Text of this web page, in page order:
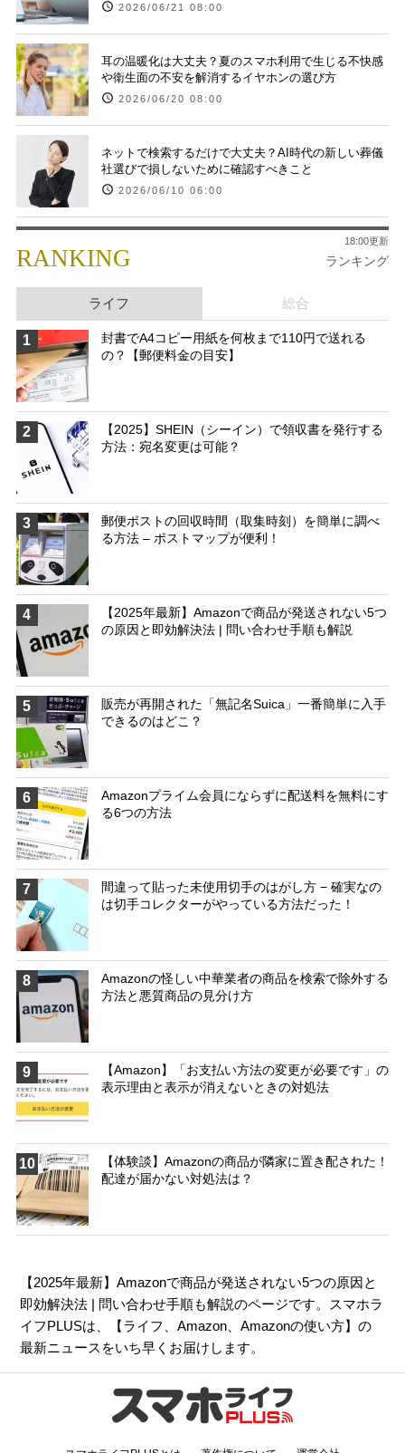
2026/06/21 08:00
耳の温暖化は大丈夫？夏のスマホ利用で生じる不快感
や衛生面の不安を解消するイヤホンの選び方
2026/06/20 08:00
ネットで検索するだけで大丈夫？AI時代の新しい葬儀
社選びで損しないために確認すべきこと
2026/06/10 06:00
RANKING ランキング
18:00更新
ライフ 総合
1
封書でA4コピー用紙を何枚まで110円で送れる
の？【郵便料金の目安】
2
【2025】SHEIN（シーイン）で領収書を発行する
方法：宛名変更は可能？
3
郵便ポストの回収時間（取集時刻）を簡単に調べ
る方法 – ポストマップが便利！
4
【2025年最新】Amazonで商品が発送されない5つ
の原因と即効解決法 | 問い合わせ手順も解説
5
販売が再開された「無記名Suica」一番簡単に入手
できるのはどこ？
6
Amazonプライム会員にならずに配送料を無料にす
る6つの方法
7
間違って貼った未使用切手のはがし方 − 確実なの
は切手コレクターがやっている方法だった！
8
Amazonの怪しい中華業者の商品を検索で除外する
方法と悪質商品の見分け方
9
【Amazon】「お支払い方法の変更が必要です」の
表示理由と表示が消えないときの対処法
10
【体験談】Amazonの商品が隣家に置き配された！
配達が届かない対処法は？
【2025年最新】Amazonで商品が発送されない5つの原因と
即効解決法 | 問い合わせ手順も解説のページです。スマホラ
イフPLUSは、【ライフ 、Amazon 、Amazonの使い方】の
最新ニュースをいち早くお届けします。